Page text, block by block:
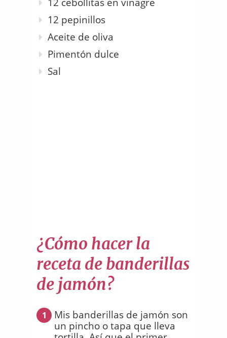
12 pepinillos
Aceite de oliva
Pimentón dulce
Sal
¿Cómo hacer la
receta de banderillas
de jamón?
1
Mis banderillas de jamón son
un pincho o tapa que lleva